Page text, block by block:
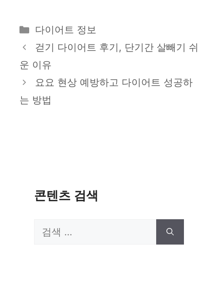
카
테
리
다이어트 정보
걷기 다이어트 후기, 단기간 살빼기 쉬
운 이유
요요 현상 예방하고 다이어트 성공하
는 방법
콘텐츠 검색
검